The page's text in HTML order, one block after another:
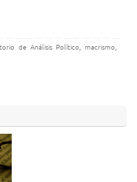
de Análisis Político, macrismo,